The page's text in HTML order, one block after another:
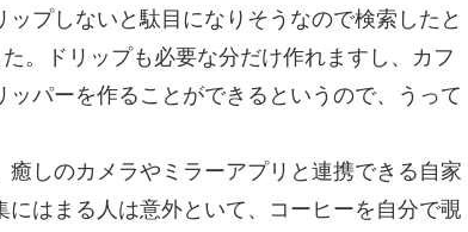
プしないと駄目になりそうなので検索したと
。ドリップも必要な分だけ作れますし、カフ
パーを作ることができるというので、うって
しのカメラやミラーアプリと連携できる自家
はまる人は意外といて、コーヒーを自分で覗